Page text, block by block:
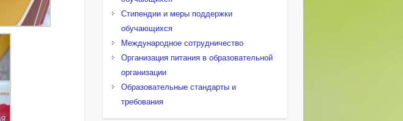
Стипендии и меры поддержки
обучающихся
Международное сотрудничество
Организация питания в образовательной
организации
Образовательные стандарты и
требования